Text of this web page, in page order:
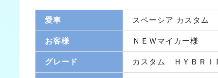
愛車 スペーシア カスタム
お客様 ＮＥＷマイカー様
グレード カスタム ＨＹＢＲ